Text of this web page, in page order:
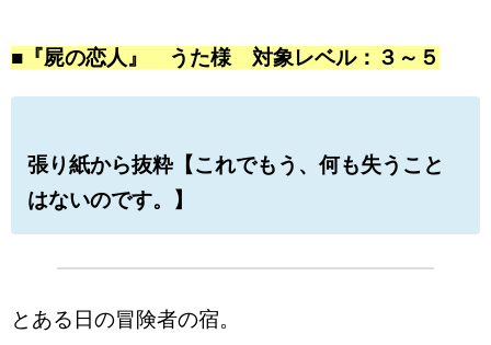
■『屍の恋人』 うた様 対象レベル：３～５
張り紙から抜粋【これでもう、何も失うこと
はないのです。】
とある日の冒険者の宿。